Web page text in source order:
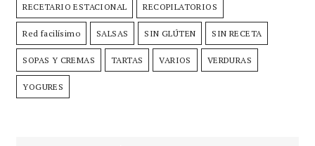
RECETARIO ESTACIONAL RECOPILATORIOS
Red facilísimo SALSAS SIN GLÚTEN SIN RECETA
SOPAS Y CREMAS TARTAS VARIOS VERDURAS
YOGURES